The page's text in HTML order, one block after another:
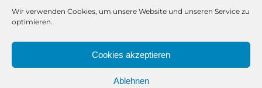
Wir verwenden Cookies, um unsere Website und unseren Service zu
optimieren.
Cookies akzeptieren
Ablehnen